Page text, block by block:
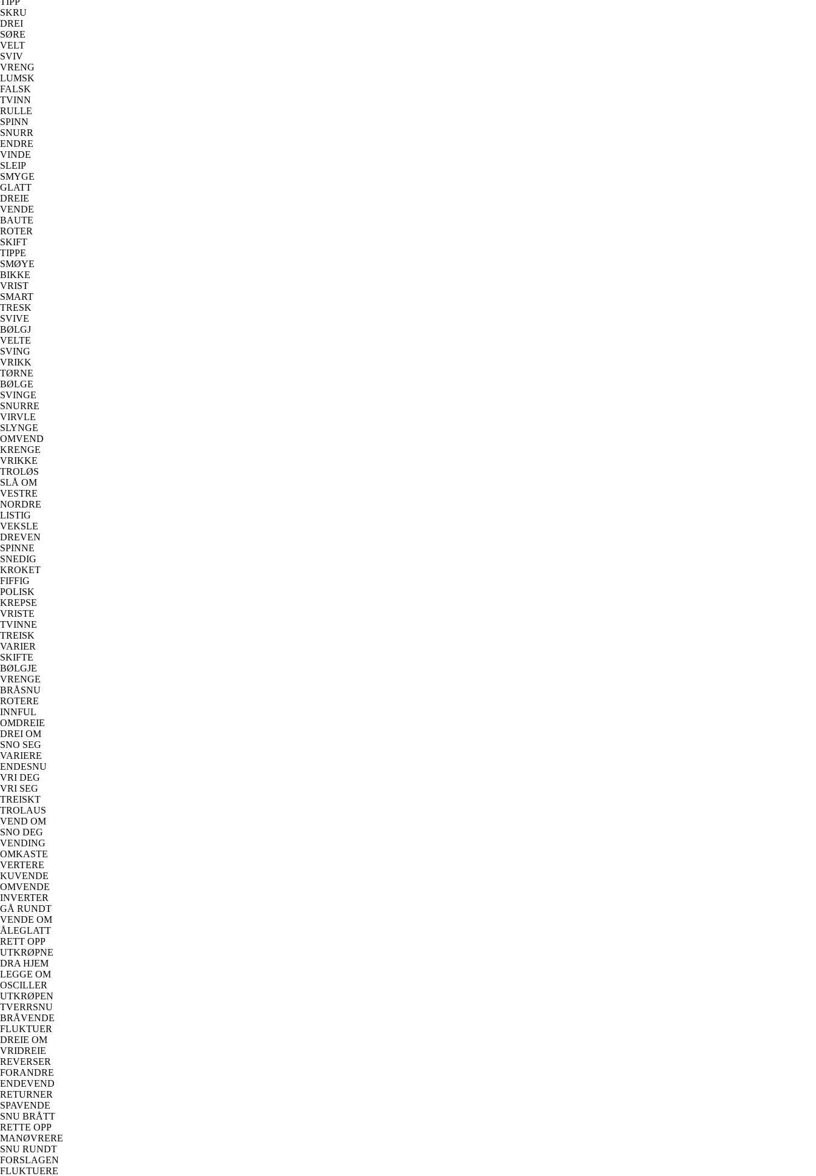
SKRU
DREI
SØRE
VELT
SVIV
VRENG
LUMSK
FALSK
TVINN
RULLE
SPINN
SNURR
ENDRE
VINDE
SLEIP
SMYGE
GLATT
DREIE
VENDE
BAUTE
ROTER
SKIFT
TIPPE
SMØYE
BIKKE
VRIST
SMART
TRESK
SVIVE
BØLGJ
VELTE
SVING
VRIKK
TØRNE
BØLGE
SVINGE
SNURRE
VIRVLE
SLYNGE
OMVEND
KRENGE
VRIKKE
TROLØS
SLÅ OM
VESTRE
NORDRE
LISTIG
VEKSLE
DREVEN
SPINNE
SNEDIG
KROKET
FIFFIG
POLISK
KREPSE
VRISTE
TVINNE
TREISK
VARIER
SKIFTE
BØLGJE
VRENGE
BRÅSNU
ROTERE
INNFUL
OMDREIE
DREI OM
SNO SEG
VARIERE
ENDESNU
VRI DEG
VRI SEG
TREISKT
TROLAUS
VEND OM
SNO DEG
VENDING
OMKASTE
VERTERE
KUVENDE
OMVENDE
INVERTER
GÅ RUNDT
VENDE OM
ÅLEGLATT
RETT OPP
UTKRØPNE
DRA HJEM
LEGGE OM
OSCILLER
UTKRØPEN
TVERRSNU
BRÅVENDE
FLUKTUER
DREIE OM
VRIDREIE
REVERSER
FORANDRE
ENDEVEND
RETURNER
SPAVENDE
SNU BRÅTT
RETTE OPP
MANØVRERE
SNU RUNDT
FORSLAGEN
FLUKTUERE